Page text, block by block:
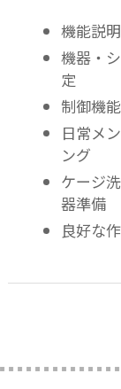
機能説
機器・
定
制御機
日常メ
ング
ケージ
器準備
良好な